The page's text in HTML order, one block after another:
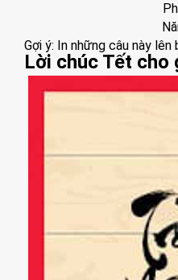
Gợi ý: In những câu này
Lời chúc Tết cho